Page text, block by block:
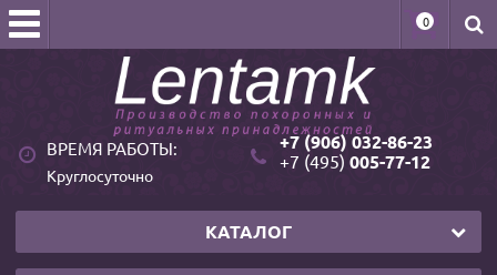
0
ВРЕМЯ РАБОТЫ:
Круглосуточно
+7 (906) 032-86-23
+7 (495) 005-77-12
КАТАЛОГ